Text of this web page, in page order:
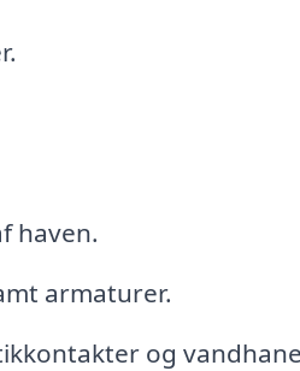
haven.
armaturer.
og